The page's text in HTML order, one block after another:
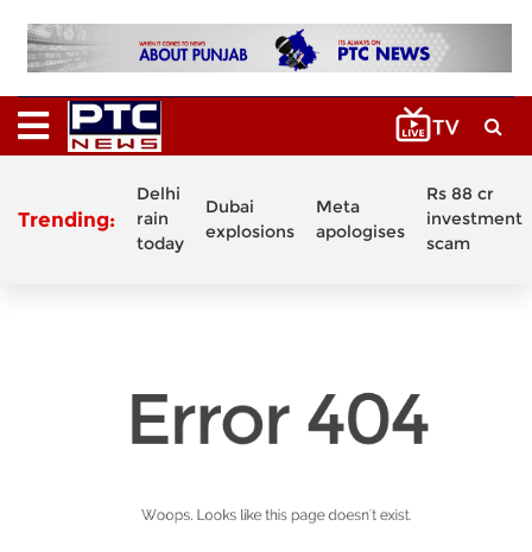
Trending:
Delhi
rain
today
Dubai
explosions
Meta
apologises
Rs 88 cr
investment
scam